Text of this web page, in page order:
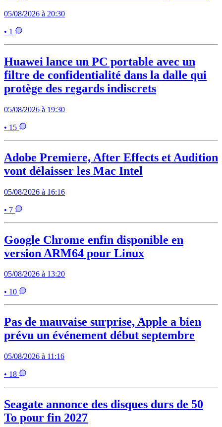
05/08/2026 à 20:30
• 1
Huawei lance un PC portable avec un
filtre de confidentialité dans la dalle qui
protège des regards indiscrets
05/08/2026 à 19:30
• 15
Adobe Premiere, After Effects et Audition
vont délaisser les Mac Intel
05/08/2026 à 16:16
• 7
Google Chrome enfin disponible en
version ARM64 pour Linux
05/08/2026 à 13:20
• 10
Pas de mauvaise surprise, Apple a bien
prévu un événement début septembre
05/08/2026 à 11:16
• 18
Seagate annonce des disques durs de 50
To pour fin 2027